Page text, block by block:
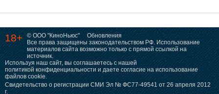
18+ © ООО "КиноНьюс"
Обновления
Все права защищены законодательством РФ. Использование
материалов сайта возможно только с прямой ссылкой на
источник.
Используя наш сайт, вы соглашаетесь с нашей
политикой конфиденциальности и даете согласие на использование
файлов cookie.
Свидетельство о регистрации СМИ Эл № ФС77-49541 от 26 апреля 2012
г.